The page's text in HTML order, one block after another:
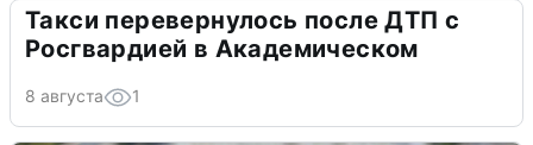
Такси перевернулось после ДТП с
Росгвардией в Академическом
8 августа 1